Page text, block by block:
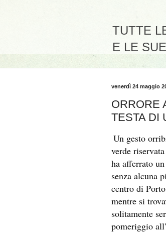
TUTTE
E LE
venerdì 24 maggio
ORRORE
TESTA DI
Un gesto
verde
ha afferrato
senza alcuna
centro di
mentre si
solitamente
pomeriggio